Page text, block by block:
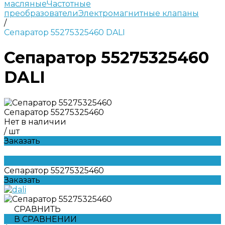
масляныеЧастотные
преобразователиЭлектромагнитные клапаны
/
Сепаратор 55275325460 DALI
Сепаратор 55275325460
DALI
Сепаратор 55275325460
Нет в наличии
/ шт
Заказать
Сепаратор 55275325460
Заказать
СРАВНИТЬ
В СРАВНЕНИИ